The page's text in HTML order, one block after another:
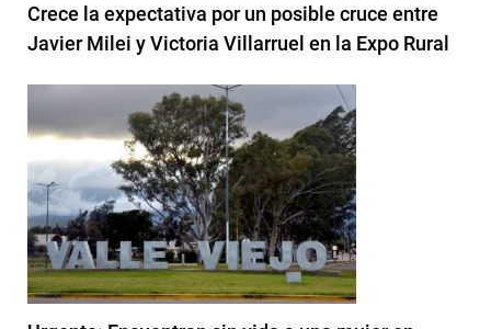
Crece la expectativa por un posible cruce entre
Javier Milei y Victoria Villarruel en la Expo Rural